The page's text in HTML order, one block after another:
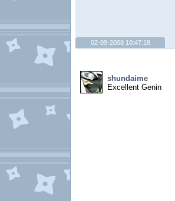
02-09-2008 10:47:18
shundaime
Excellent Genin